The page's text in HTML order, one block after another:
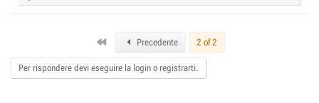
e
o
n
Precedente 2 of 2
Per rispondere devi eseguire la login o registrarti.